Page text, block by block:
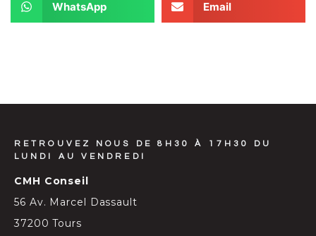
WhatsApp Email
RETROUVEZ NOUS DE 8H30 À 17H30 DU
LUNDI AU VENDREDI
CMH Conseil
56 Av. Marcel Dassault
37200 Tours